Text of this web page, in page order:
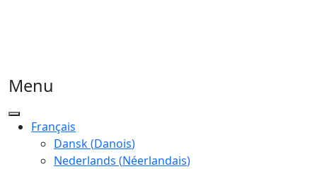
Menu
Français
Dansk(Danois)
Nederlands (Néerlandais)